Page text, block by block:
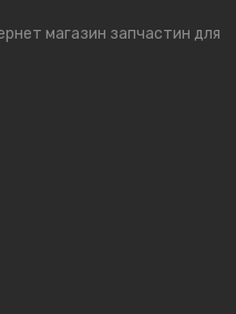
магазин запчастин для